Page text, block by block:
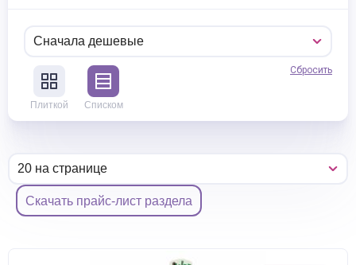
Плиткой Списком
Сбросить
Скачать прайс-лист раздела